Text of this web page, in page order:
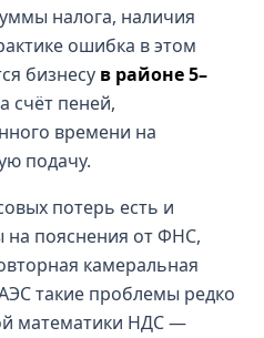
налога, наличия
ошибка в этом
бизнесу в районе 5–
счёт пеней,
времени на
подачу.
потерь есть и
пояснения от ФНС,
камеральная
такие проблемы редко
математики НДС —